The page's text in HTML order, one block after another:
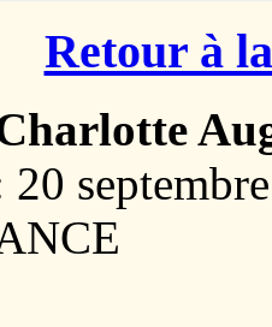
Retour à
20